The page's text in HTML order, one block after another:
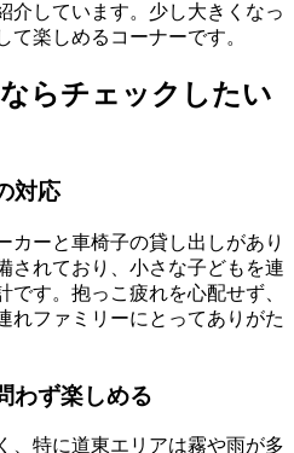
介しています。少し大きくなっ
楽しめるコーナーです。
らチェックしたい
対応
カーと車椅子の貸し出しがあり
されており、小さな子どもを連
す。抱っこ疲れを心配せず、
れファミリーにとってありがた
わず楽しめる
、特に道東エリアは霧や雨が多